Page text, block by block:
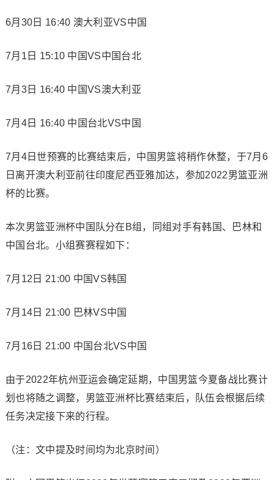
6月30日 16:40 澳大利亚VS中国
7月1日 15:10 中国VS中国台北
7月3日 16:40 中国VS澳大利亚
7月4日 16:40 中国台北VS中国
7月4日世预赛的比赛结束后，中国男篮将稍作休整，于7月6
日离开澳大利亚前往印度尼西亚雅加达，参加2022男篮亚洲
杯的比赛。
本次男篮亚洲杯中国队分在B组，同组对手有韩国、巴林和
中国台北。小组赛赛程如下：
7月12日 21:00 中国VS韩国
7月14日 21:00 巴林VS中国
7月16日 21:00 中国台北VS中国
由于2022年杭州亚运会确定延期，中国男篮今夏备战比赛计
划也将随之调整，男篮亚洲杯比赛结束后，队伍会根据后续
任务决定接下来的行程。
（注：文中提及时间均为北京时间）